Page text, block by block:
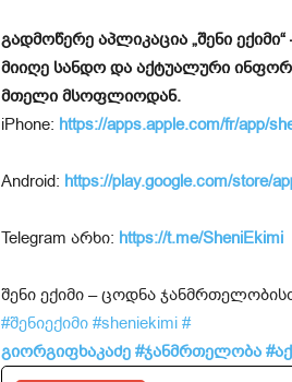
გადმოწერე აპლიკაცია „შენი
მიიღე სანდო და აქტუალური
მთელი მსოფლიოდან.
iPhone: https://apps.apple.com/fr/app/
Android: https://play.google.com/store/
Telegram არხი: https://t.me/SheniEkimi
შენი ექიმი – ცოდნა
#შენიექიმი #sheniekimi #
გიორგიფხაკაძე #ჯანმრთელობა